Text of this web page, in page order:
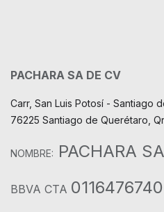
PACHARA SA DE CV
Carr, San Luis Potosí - Santiago
76225 Santiago de Querétaro,
NOMBRE: PACHARA
BBVA CTA 0116476740